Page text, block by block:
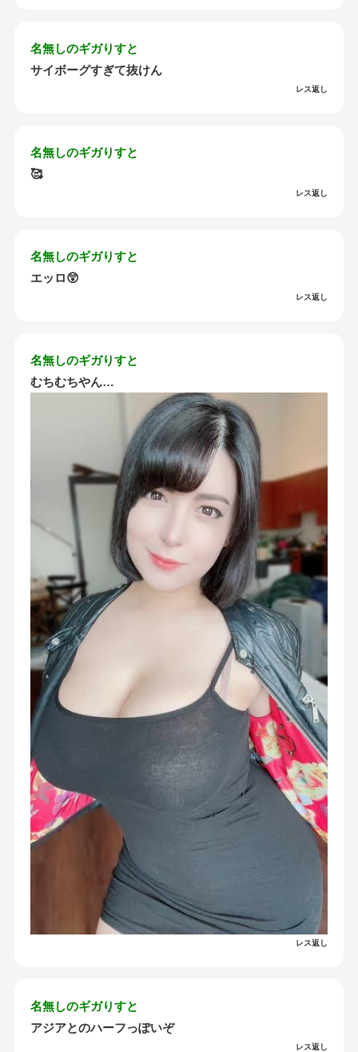
名無しのギガりすと
サイボーグすぎて抜けん
レス返し
名無しのギガりすと
🥰
レス返し
名無しのギガりすと
エッロ😲
レス返し
名無しのギガりすと
むちむちやん…
レス返し
名無しのギガりすと
アジアとのハーフっぽいぞ
レス返し